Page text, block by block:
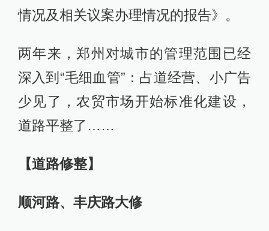
情况及相关议案办理情况的报告》。
两年来，郑州对城市的管理范围已经
深入到“毛细血管”：占道经营、小广告
少见了，农贸市场开始标准化建设，
道路平整了……
【道路修整】
顺河路、丰庆路大修